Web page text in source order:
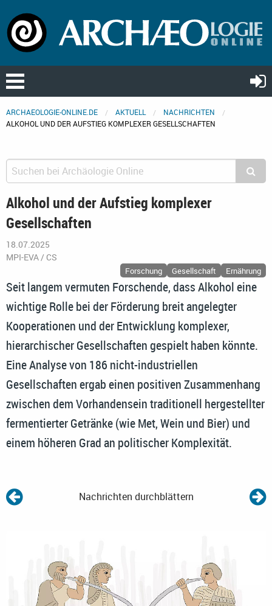
ARCHAEOLOGIE-ONLINE.DE AKTUELL
NACHRICHTEN
ALKOHOL UND DER AUFSTIEG KOMPLEXER GESELLSCHAFTEN
Alkohol und der Aufstieg komplexer
Gesellschaften
18.07.2025
MPI-EVA / CS
Forschung Gesellschaft Ernährung
Seit langem vermuten Forschende, dass Alkohol eine
wichtige Rolle bei der Förderung breit angelegter
Kooperationen und der Entwicklung komplexer,
hierarchischer Gesellschaften gespielt haben könnte.
Eine Analyse von 186 nicht-industriellen
Gesellschaften ergab einen positiven Zusammenhang
zwischen dem Vorhandensein traditionell hergestellter
fermentierter Getränke (wie Met, Wein und Bier) und
einem höheren Grad an politischer Komplexität.
Nachrichten durchblättern